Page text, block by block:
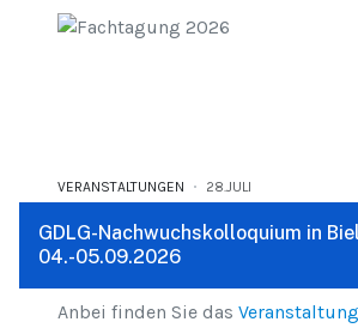
VERANSTALTUNGEN 28.JULI
GDLG-Nachwuchskolloquium in
04.-05.09.2026
Anbei finden Sie das